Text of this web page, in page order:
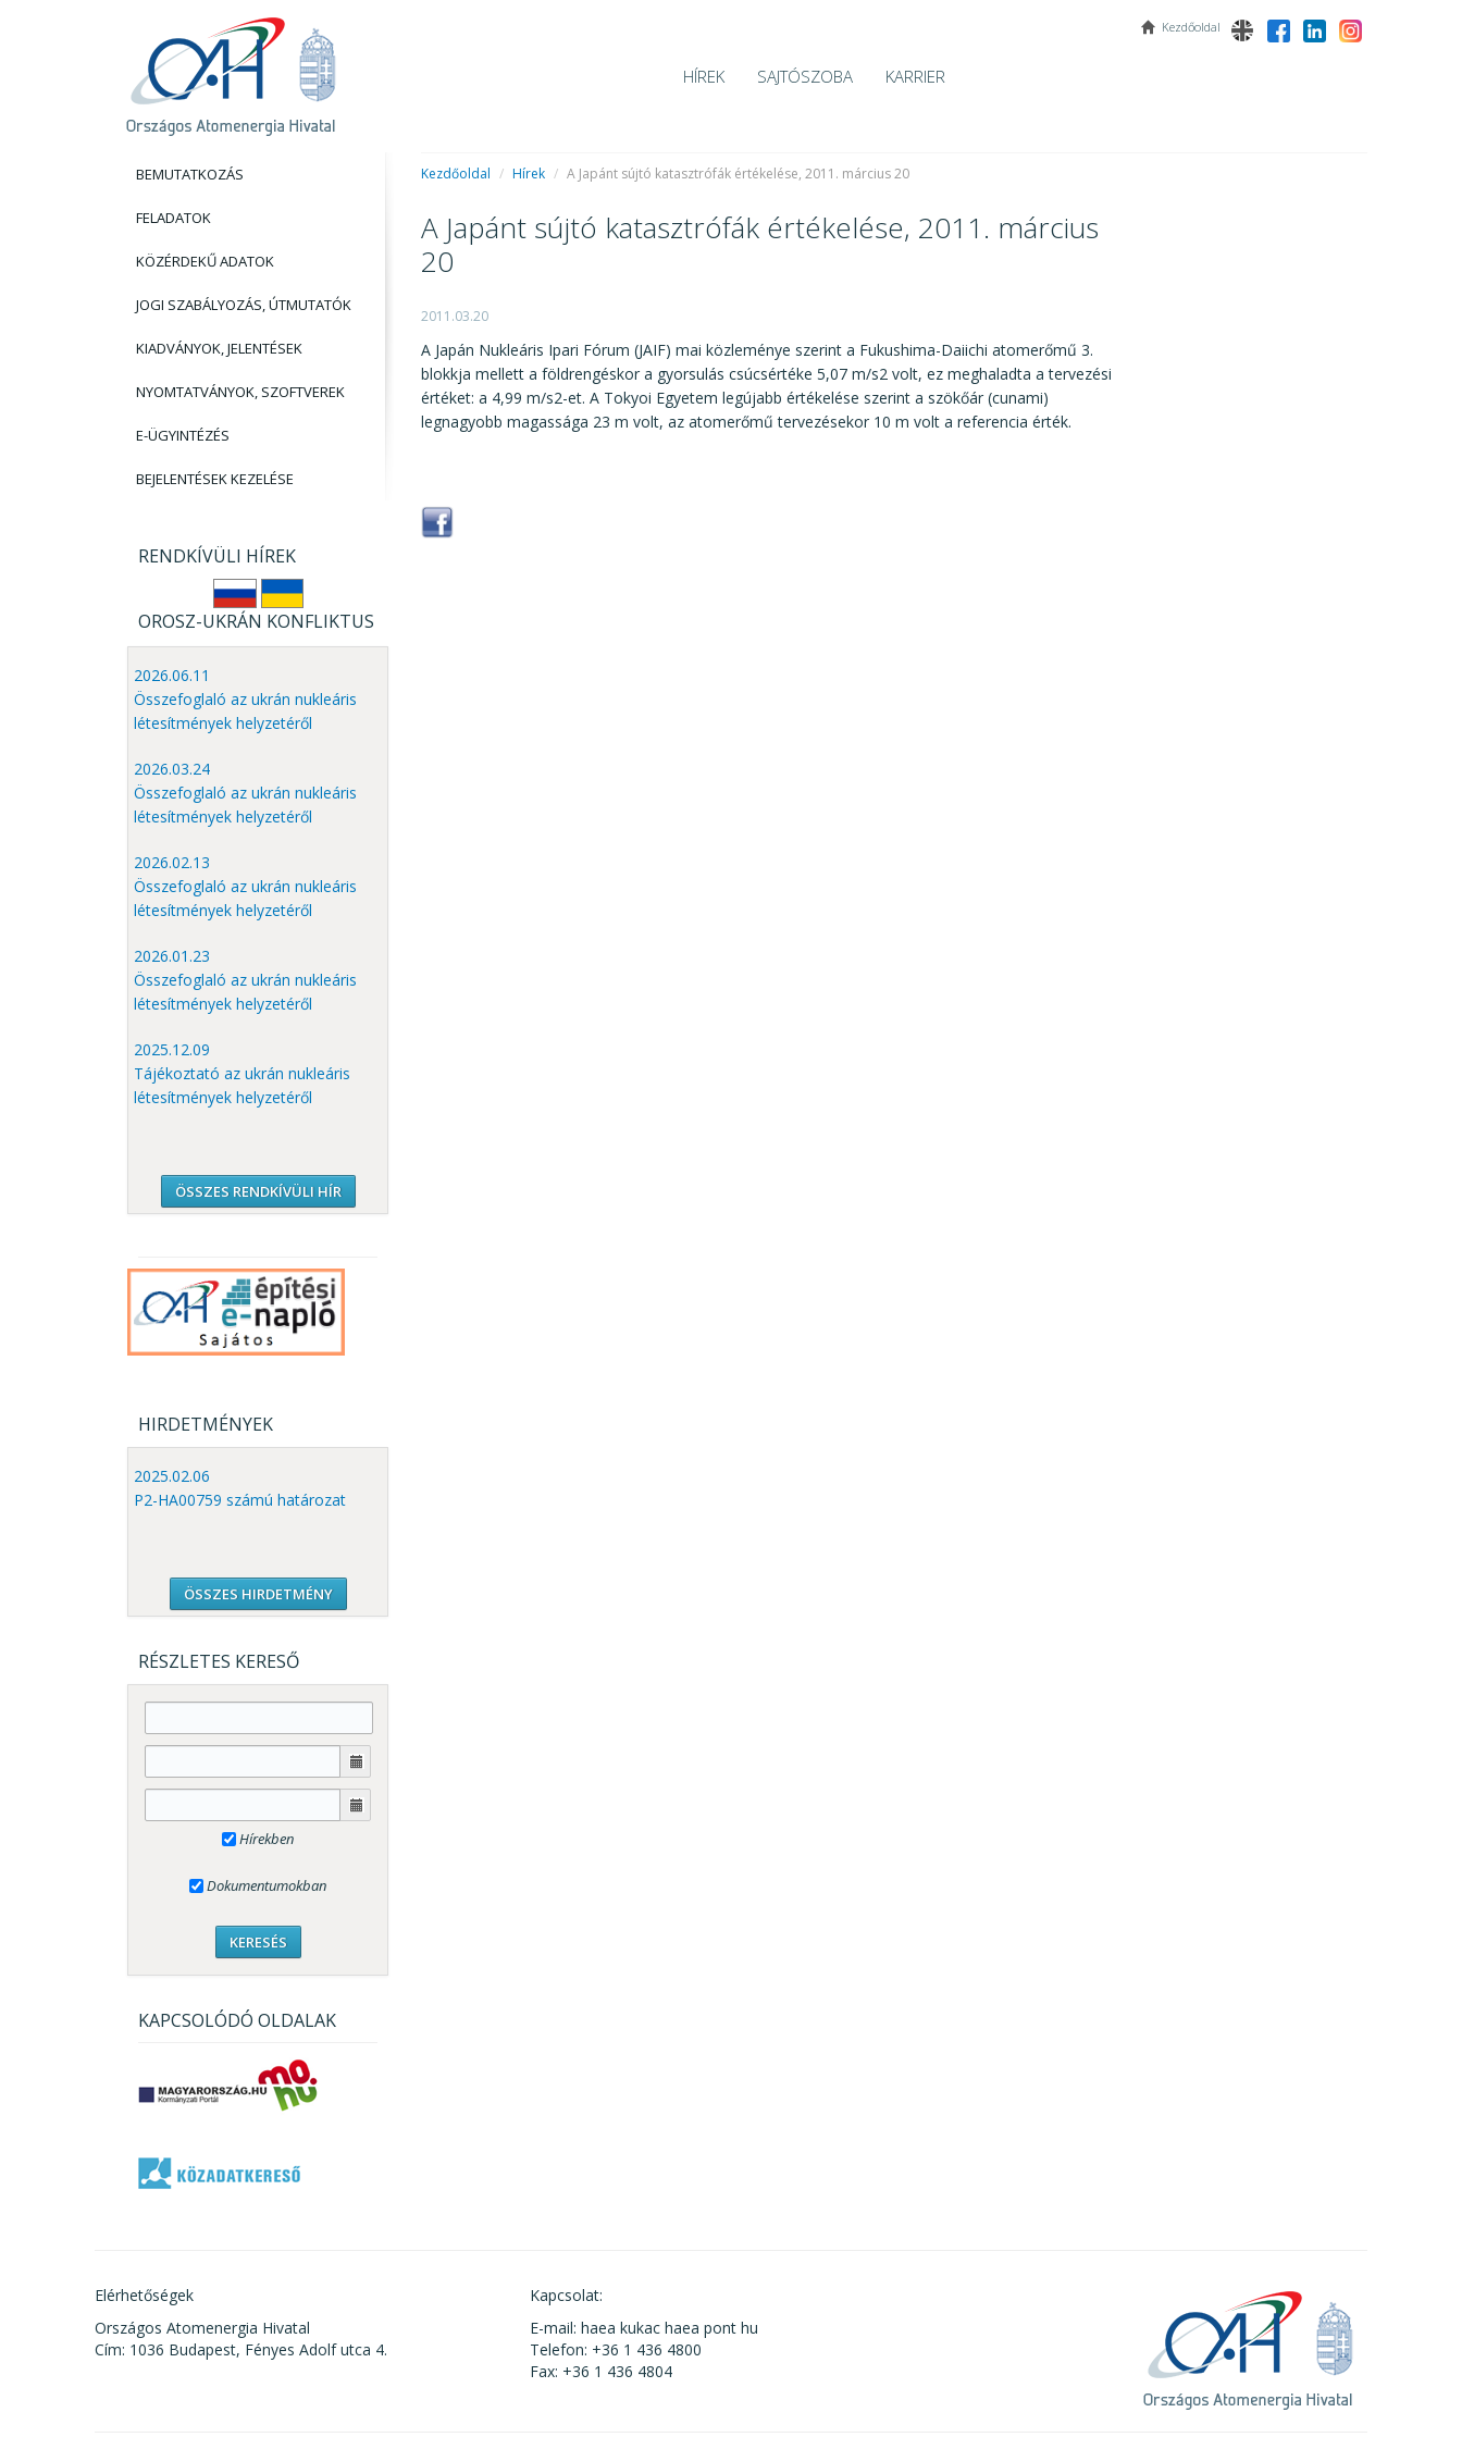
Kezdőoldal
HÍREK SAJTÓSZOBA KARRIER
BEMUTATKOZÁS
FELADATOK
KÖZÉRDEKŰ ADATOK
JOGI SZABÁLYOZÁS, ÚTMUTATÓK
KIADVÁNYOK, JELENTÉSEK
NYOMTATVÁNYOK, SZOFTVEREK
E-ÜGYINTÉZÉS
BEJELENTÉSEK KEZELÉSE
RENDKÍVÜLI HÍREK
OROSZ-UKRÁN KONFLIKTUS
2026.06.11
Összefoglaló az ukrán nukleáris
létesítmények helyzetéről
2026.03.24
Összefoglaló az ukrán nukleáris
létesítmények helyzetéről
2026.02.13
Összefoglaló az ukrán nukleáris
létesítmények helyzetéről
2026.01.23
Összefoglaló az ukrán nukleáris
létesítmények helyzetéről
2025.12.09
Tájékoztató az ukrán nukleáris
létesítmények helyzetéről
ÖSSZES RENDKÍVÜLI HÍR
HIRDETMÉNYEK
2025.02.06
P2-HA00759 számú határozat
ÖSSZES HIRDETMÉNY
RÉSZLETES KERESŐ
Hírekben
Dokumentumokban
KAPCSOLÓDÓ OLDALAK
Kezdőoldal / Hírek / A Japánt sújtó katasztrófák értékelése, 2011. március 20
A Japánt sújtó katasztrófák értékelése, 2011. március
20
2011.03.20
A Japán Nukleáris Ipari Fórum (JAIF) mai közleménye szerint a Fukushima-Daiichi atomerőmű 3.
blokkja mellett a földrengéskor a gyorsulás csúcsértéke 5,07 m/s2 volt, ez meghaladta a tervezési
értéket: a 4,99 m/s2-et. A Tokyoi Egyetem legújabb értékelése szerint a szökőár (cunami)
legnagyobb magassága 23 m volt, az atomerőmű tervezésekor 10 m volt a referencia érték.
Elérhetőségek
Országos Atomenergia Hivatal
Cím: 1036 Budapest, Fényes Adolf utca 4.
Kapcsolat:
E-mail: haea kukac haea pont hu
Telefon: +36 1 436 4800
Fax: +36 1 436 4804